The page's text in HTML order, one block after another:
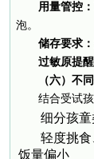
用量管控：
泡。
储存要求：
过敏原提醒
（六）不
结合受试
细分孩童
轻度挑食
饭量偏小